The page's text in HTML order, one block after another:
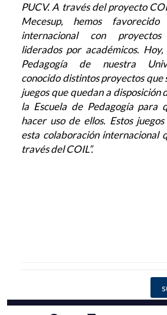
PUCV. A través del proyecto
Mecesup, hemos
internacional con
liderados por académicos.
Pedagogía de nuestra
conocido distintos proyectos que
juegos que quedan a disposición
la Escuela de Pedagogía para
hacer uso de ellos. Estos
esta colaboración internacional
través del COIL”.